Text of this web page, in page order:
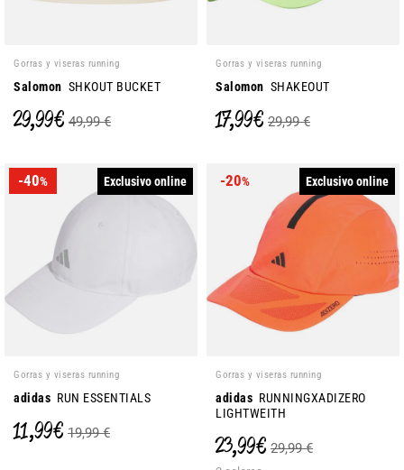
Gorras y viseras running
Salomon SHKOUT BUCKET
29,99 € 49,99 €
Gorras y viseras running
Salomon SHAKEOUT
17,99 € 29,99 €
-40% Exclusivo online
Gorras y viseras running
adidas RUN ESSENTIALS
11,99 € 19,99 €
-20% Exclusivo online
Gorras y viseras running
adidas RUNNINGXADIZERO
LIGHTWEITH
23,99 € 29,99 €